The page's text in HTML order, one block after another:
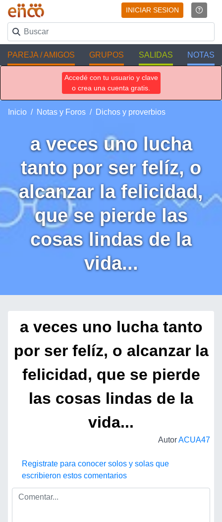
INICIAR SESION
PAREJA / AMIGOS GRUPOS SALIDAS NOTAS
Accedé con tu usuario y clave
o crea una cuenta gratis.
Inicio Notas y Foros Dichos y proverbios
a veces uno lucha
tanto por ser felíz, o
alcanzar la felicidad,
que se pierde las
cosas lindas de la
vida...
a veces uno lucha tanto
por ser felíz, o alcanzar la
felicidad, que se pierde
las cosas lindas de la
vida...
AutorACUA47
Registrate para conocer solos y solas que
escribieron estos comentarios